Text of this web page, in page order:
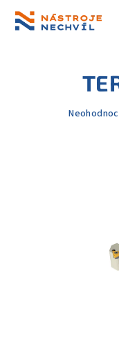
obsah
Průměrné